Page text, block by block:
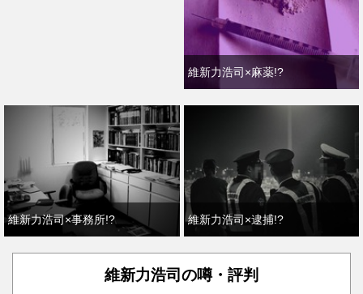
維新力浩司×麻薬!?
維新力浩司×事務所!? 維新力浩司×逮捕!?
維新力浩司の噂・評判